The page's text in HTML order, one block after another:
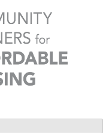
asequible
puedan llamar